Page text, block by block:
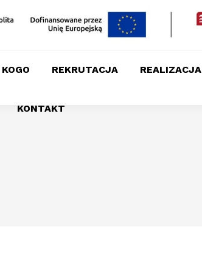
REKRUTACJA REALIZACJA
KONTAKT